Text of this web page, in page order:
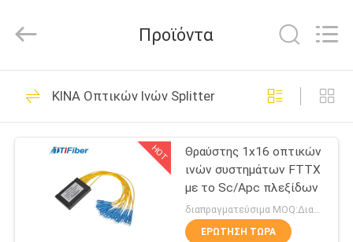
ΣΠΊΤΙ
ΠΡΟΪΌΝΤΑ
ΠΕΡΊΠΟΥ
ΕΜΕΊΣ
Tech.
Rights
Οπτικών Ινών Patch
Cord
288
Προϊόντα
ΚΙΝΑ Οπτικών Ινών Splitter
HOT
Θραύστης 1x16 οπτικών
ινών συστημάτων FTTX
με το Sc/Apc πλεξίδων
διαπραγματεύσιμα MOQ:Διαπραγματεύσιμος
ΕΡΏΤΗΣΗ ΤΏΡΑ